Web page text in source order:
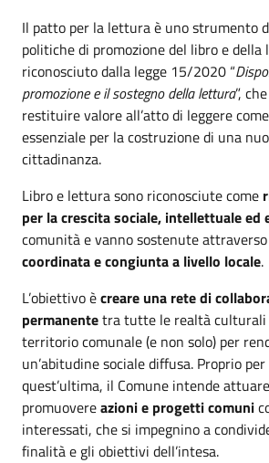
Il patto per la lettura è uno strumento
politiche di promozione del libro e della
riconosciuto dalla legge 15/2020 “
promozione e il sostegno della lettura”,
restituire valore all’atto di leggere
essenziale per la costruzione di una
cittadinanza.
Libro e lettura sono riconosciute come
per la crescita sociale, intellettuale ed
comunità e vanno sostenute attraverso
coordinata e congiunta a livello locale.
L’obiettivo ècreare una rete di
permanentetra tutte le realtà culturali
territorio comunale (e non solo) per
un’abitudine sociale diffusa. Proprio
quest’ultima, il Comune intende
promuovereazioni e progetti comuni
interessati, che si impegnino a
finalità e gli obiettivi dell’intesa.